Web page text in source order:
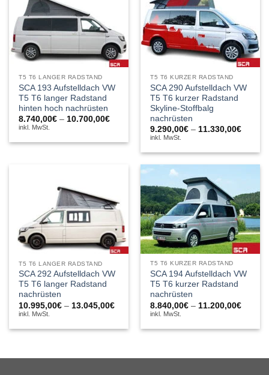
T5 T6 LANGER RADSTAND
SCA 193 Aufstelldach VW
T5 T6 langer Radstand
hinten hoch nachrüsten
8.740,00€ –10.700,00€Preisspanne:
10.700,00€
inkl. MwSt.
T5 T6 KURZER RADSTAND
SCA 290 Aufstelldach VW
T5 T6 kurzer Radstand
Skyline-Stoffbalg
nachrüsten
9.290,00€ –11.330,00€
inkl. MwSt.
T5 T6 LANGER RADSTAND
SCA 292 Aufstelldach VW
T5 T6 langer Radstand
nachrüsten
10.995,00€ – 13.045,00€Preisspanne:
10.995,00€
13.045,00€
inkl. MwSt.
T5 T6 KURZER RADSTAND
SCA 194 Aufstelldach VW
T5 T6 kurzer Radstand
nachrüsten
8.840,00€ – 11.200,00€
inkl. MwSt.